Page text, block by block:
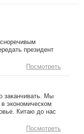
президент
Посмотреть
заканчивать. Мы
экономическом
Китаю до нас
Посмотреть